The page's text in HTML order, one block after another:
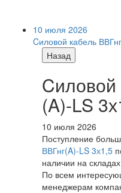
10 июля 2026
Cиловой кабель
Назад
Cиловой
(A)-LS
10 июля 2026
Поступление
ВВГнг(A)-LS 3х1,5
наличии на
По всем
менеджерам